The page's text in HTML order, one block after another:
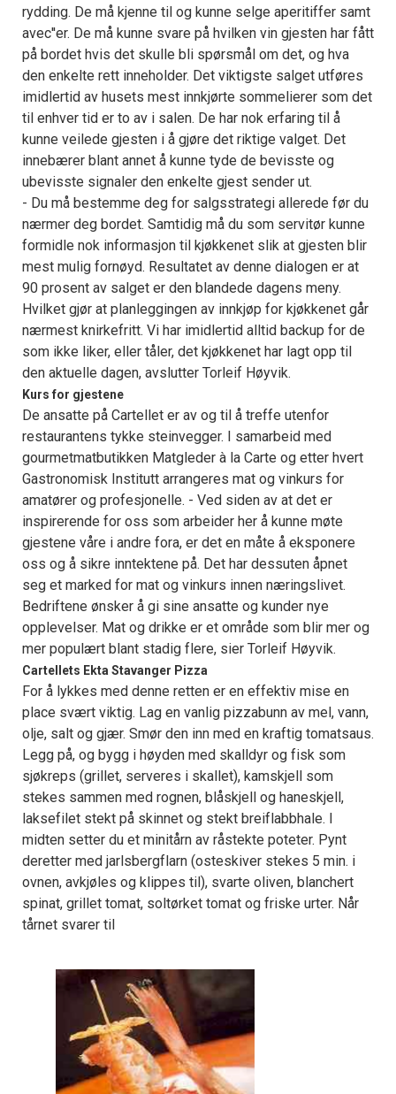
rydding. De må kjenne til og kunne selge aperitiffer samt
avec''er. De må kunne svare på hvilken vin gjesten har fått
på bordet hvis det skulle bli spørsmål om det, og hva
den enkelte rett inneholder. Det viktigste salget utføres
imidlertid av husets mest innkjørte sommelierer som det
til enhver tid er to av i salen. De har nok erfaring til å
kunne veilede gjesten i å gjøre det riktige valget. Det
innebærer blant annet å kunne tyde de bevisste og
ubevisste signaler den enkelte gjest sender ut.
- Du må bestemme deg for salgsstrategi allerede før du
nærmer deg bordet. Samtidig må du som servitør kunne
formidle nok informasjon til kjøkkenet slik at gjesten blir
mest mulig fornøyd. Resultatet av denne dialogen er at
90 prosent av salget er den blandede dagens meny.
Hvilket gjør at planleggingen av innkjøp for kjøkkenet går
nærmest knirkefritt. Vi har imidlertid alltid backup for de
som ikke liker, eller tåler, det kjøkkenet har lagt opp til
den aktuelle dagen, avslutter Torleif Høyvik.
Kurs for gjestene
De ansatte på Cartellet er av og til å treffe utenfor
restaurantens tykke steinvegger. I samarbeid med
gourmetmatbutikken Matgleder à la Carte og etter hvert
Gastronomisk Institutt arrangeres mat og vinkurs for
amatører og profesjonelle. - Ved siden av at det er
inspirerende for oss som arbeider her å kunne møte
gjestene våre i andre fora, er det en måte å eksponere
oss og å sikre inntektene på. Det har dessuten åpnet
seg et marked for mat og vinkurs innen næringslivet.
Bedriftene ønsker å gi sine ansatte og kunder nye
opplevelser. Mat og drikke er et område som blir mer og
mer populært blant stadig flere, sier Torleif Høyvik.
Cartellets Ekta Stavanger Pizza
For å lykkes med denne retten er en effektiv mise en
place svært viktig. Lag en vanlig pizzabunn av mel, vann,
olje, salt og gjær. Smør den inn med en kraftig tomatsaus.
Legg på, og bygg i høyden med skalldyr og fisk som
sjøkreps (grillet, serveres i skallet), kamskjell som
stekes sammen med rognen, blåskjell og haneskjell,
laksefilet stekt på skinnet og stekt breiflabbhale. I
midten setter du et minitårn av råstekte poteter. Pynt
deretter med jarlsbergflarn (osteskiver stekes 5 min. i
ovnen, avkjøles og klippes til), svarte oliven, blanchert
spinat, grillet tomat, soltørket tomat og friske urter. Når
tårnet svarer til